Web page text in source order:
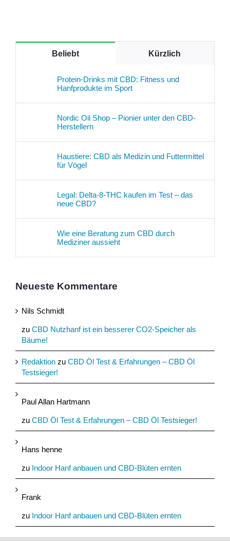
Beliebt Kürzlich
Protein-Drinks mit CBD: Fitness und
Hanfprodukte im Sport
Nordic Oil Shop – Pionier unter den CBD-
Herstellern
Haustiere: CBD als Medizin und Futtermittel
für Vögel
Legal: Delta-8-THC kaufen im Test – das
neue CBD?
Wie eine Beratung zum CBD durch
Mediziner aussieht
Neueste Kommentare
Nils Schmidt
zu CBD Nutzhanf ist ein besserer CO2-Speicher als
Bäume!
Redaktion zu CBD Öl Test & Erfahrungen – CBD Öl
Testsieger!
Paul Allan Hartmann
zu CBD Öl Test & Erfahrungen – CBD Öl Testsieger!
Hans henne
zu Indoor Hanf anbauen und CBD-Blüten ernten
Frank
zu Indoor Hanf anbauen und CBD-Blüten ernten